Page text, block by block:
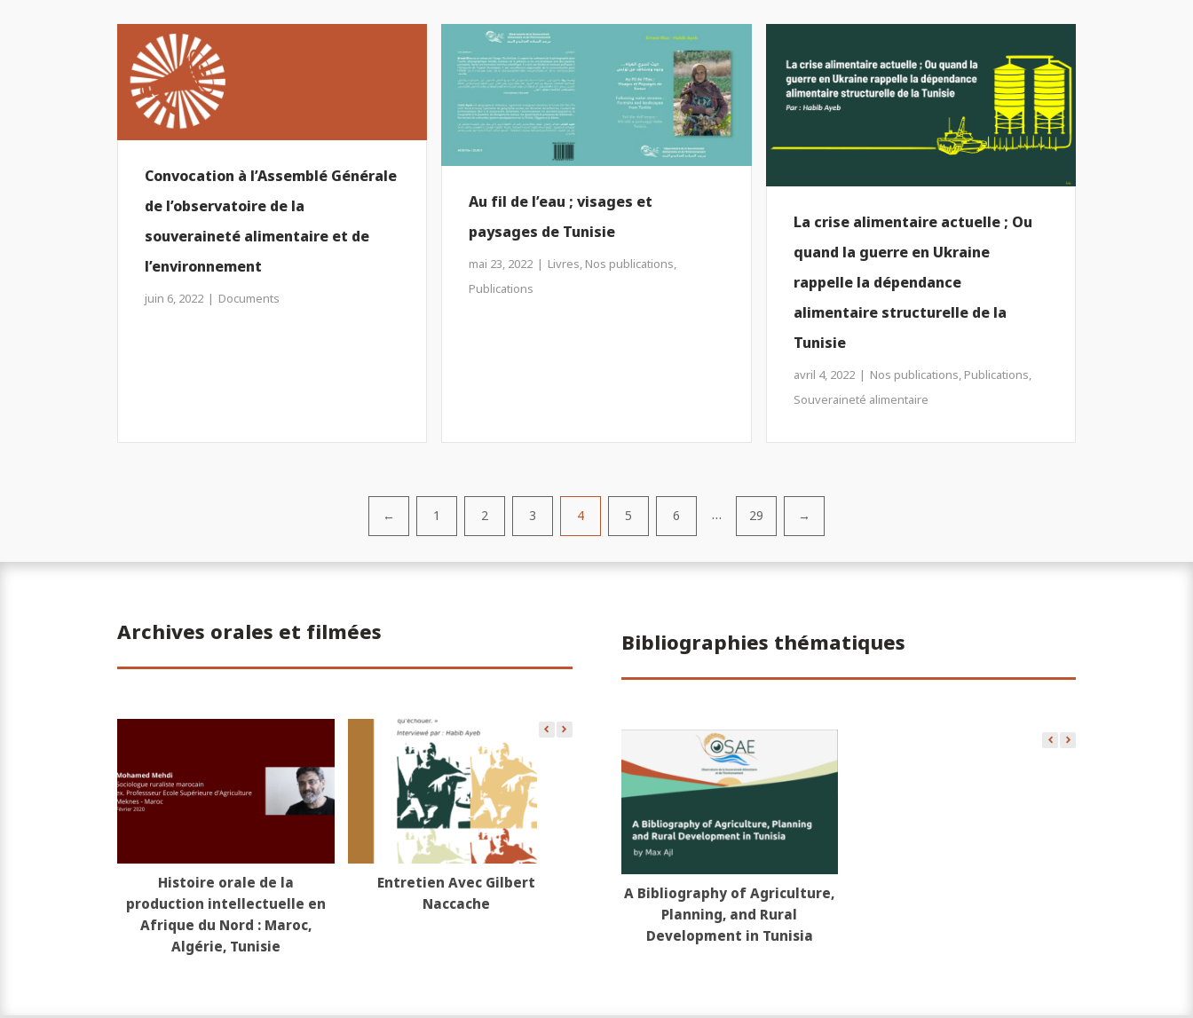
Convocation à l’Assemblé Générale
de l’observatoire de la
souveraineté alimentaire et de
l’environnement
juin 6, 2022 Documents
Au fil de l’eau ; visages et
paysages de Tunisie
mai 23, 2022 Livres,Nos publications,
Publications
La crise alimentaire actuelle ; Ou
quand la guerre en Ukraine
rappelle la dépendance
alimentaire structurelle de la
Tunisie
avril 4, 2022 Nos publications,Publications,
Souveraineté alimentaire
← 1 2 3 4 5 6 … 29 →
Archives orales et filmées
Histoire orale de la
production intellectuelle en
Afrique du Nord : Maroc,
Algérie, Tunisie
Entretien Avec Gilbert
Naccache
Bibliographies thématiques
A Bibliography of Agriculture,
Planning, and Rural
Development in Tunisia